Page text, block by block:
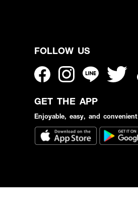
FOLLOW US
GET THE APP
Enjoyable, easy, and convenient